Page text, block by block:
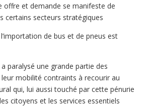
offre et demande se manifeste de
certains secteurs stratégiques.
de bus et de pneus est
paralysé une grande partie des
mobilité contraints à recourir au
qui, lui aussi touché par cette pénurie
citoyens et les services essentiels.